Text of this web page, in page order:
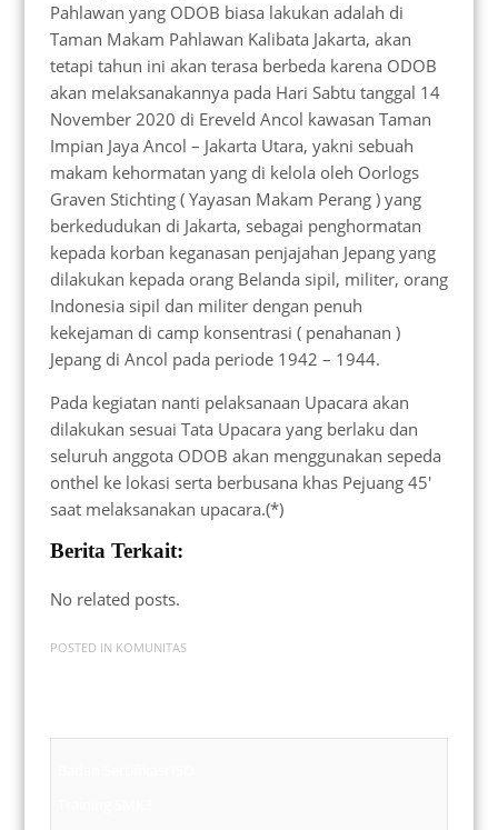
Pahlawan yang ODOB biasa lakukan adalah di
Taman Makam Pahlawan Kalibata Jakarta, akan
tetapi tahun ini akan terasa berbeda karena ODOB
akan melaksanakannya pada Hari Sabtu tanggal 14
November 2020 di Ereveld Ancol kawasan Taman
Impian Jaya Ancol – Jakarta Utara, yakni sebuah
makam kehormatan yang di kelola oleh Oorlogs
Graven Stichting ( Yayasan Makam Perang ) yang
berkedudukan di Jakarta, sebagai penghormatan
kepada korban keganasan penjajahan Jepang yang
dilakukan kepada orang Belanda sipil, militer, orang
Indonesia sipil dan militer dengan penuh
kekejaman di camp konsentrasi ( penahanan )
Jepang di Ancol pada periode 1942 – 1944.
Pada kegiatan nanti pelaksanaan Upacara akan
dilakukan sesuai Tata Upacara yang berlaku dan
seluruh anggota ODOB akan menggunakan sepeda
onthel ke lokasi serta berbusana khas Pejuang 45′
saat melaksanakan upacara.(*)
Berita Terkait:
No related posts.
POSTED IN KOMUNITAS